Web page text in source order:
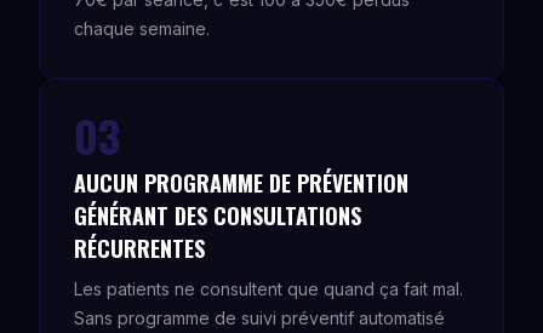
chaque semaine.
03
AUCUN PROGRAMME DE PRÉVENTION
GÉNÉRANT DES CONSULTATIONS
RÉCURRENTES
Les patients ne consultent que quand ça fait mal.
Sans programme de suivi préventif automatisé